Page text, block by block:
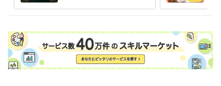
フォロワー様500人超え、ありがとうございます！ お陰様でゴールド
え、ありがとうございます！ フォロワー様700人超え、ありがとうご
ざいます！ お陰様で販売実績30になりました！ありがとうございま
す！ おかげさまでプラチナランクになりました！ありがとうござい
ます お陰様で販売実績50になりました！ありがとうございます！ フ
ご不